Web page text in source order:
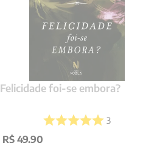
Felicidade foi-se embora?
3
R$ 49,90